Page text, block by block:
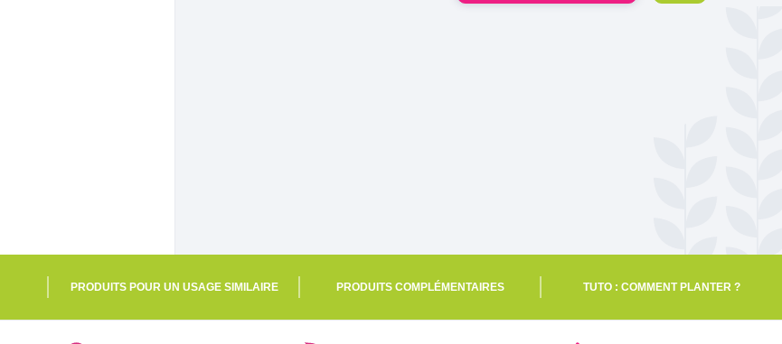
PRODUITS POUR UN USAGE SIMILAIRE PRODUITS COMPLÉMENTAIRES TUTO : COMMENT PLANTER ?